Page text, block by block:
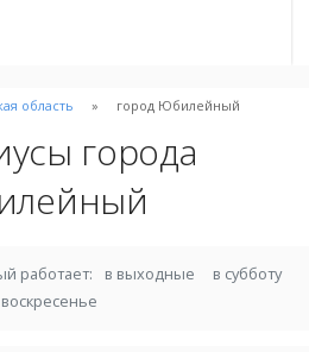
область город Юбилейный
города
работает: в выходные
в субботу